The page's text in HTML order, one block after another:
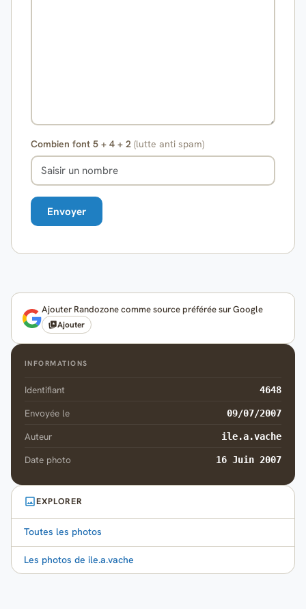
Combien font 5 + 4 + 2 (lutte anti spam)
Ajouter Randozone comme source préférée sur Google
Ajouter
INFORMATIONS
Identifiant 4648
Envoyée le 09/07/2007
Auteur ile.a.vache
Date photo 16 Juin 2007
EXPLORER
Toutes les photos
Les photos de ile.a.vache